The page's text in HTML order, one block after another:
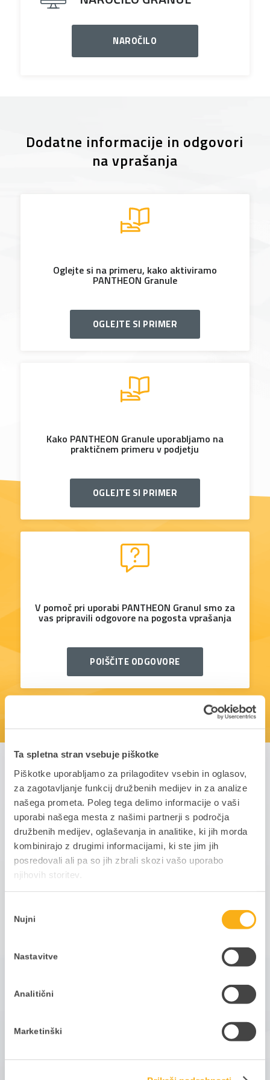
Ta spletna stran vsebuje piškotke
Piškotke uporabljamo za prilagoditev vsebin in oglasov,
za zagotavljanje funkcij družbenih medijev in za analize
našega prometa. Poleg tega delimo informacije o vaši
uporabi našega mesta z našimi partnerji s področja
družbenih medijev, oglaševanja in analitike, ki jih morda
kombinirajo z drugimi informacijami, ki ste jim jih
posredovali ali pa so jih zbrali skozi vašo uporabo
njihovih storitev.
soglasja
Nujni
Nastavitve
Analitični
Marketinški
NAROČILO
Dodatne informacije in odgovori
na vprašanja
Oglejte si na primeru, kako aktiviramo
PANTHEON Granule
OGLEJTE SI PRIMER
Kako PANTHEON Granule uporabljamo na
praktičnem primeru v podjetju
OGLEJTE SI PRIMER
V pomoč pri uporabi PANTHEON Granul smo za
vas pripravili odgovore na pogosta vprašanja
POIŠČITE ODGOVORE
NAŠE USPEŠNE ZGODBE
Zadovoljne stranke so naš uspeh
jih
S programom PANTHEON Vet imamo pokrite različne procese
v naši ambulanti, vse informacije so dostopne v enem